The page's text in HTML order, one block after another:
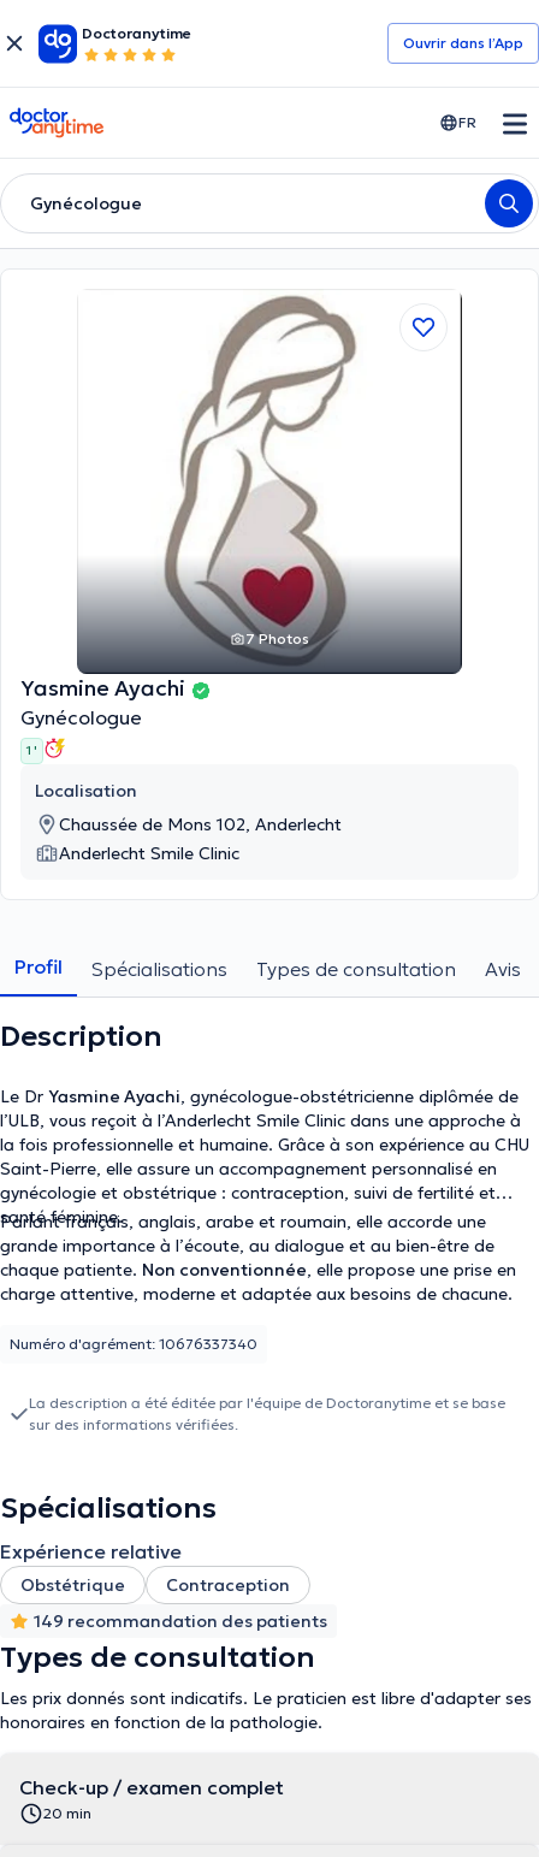
Doctoranytime
Ouvrir dans l’App
doctoranytime FR
Gynécologue
7 Photos
Yasmine Ayachi
Gynécologue
1 '
Localisation
Chaussée de Mons 102, Anderlecht
Anderlecht Smile Clinic
Profil Spécialisations Types de consultation Avis
Description
Le Dr Yasmine Ayachi, gynécologue-obstétricienne diplômée de
l’ULB, vous reçoit à l’Anderlecht Smile Clinic dans une approche à
la fois professionnelle et humaine. Grâce à son expérience au CHU
Saint-Pierre, elle assure un accompagnement personnalisé en
gynécologie et obstétrique : contraception, suivi de fertilité et
santé féminine.
Parlant français, anglais, arabe et roumain, elle accorde une
grande importance à l’écoute, au dialogue et au bien-être de
chaque patiente. Non conventionnée, elle propose une prise en
charge attentive, moderne et adaptée aux besoins de chacune.
Numéro d'agrément: 10676337340
La description a été éditée par l'équipe de Doctoranytime et se base
sur des informations vérifiées.
Spécialisations
Expérience relative
Obstétrique
Contraception
149 recommandation des patients
Types de consultation
Les prix donnés sont indicatifs. Le praticien est libre d'adapter ses
honoraires en fonction de la pathologie.
Check-up / examen complet
20 min